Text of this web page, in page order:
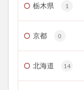
栃木県 1
京都 0
北海道 14